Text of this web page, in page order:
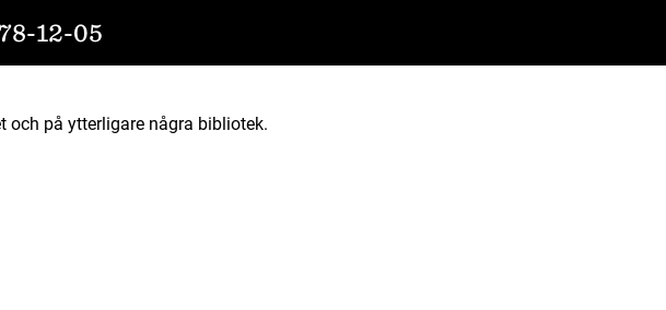
12-05
på ytterligare några bibliotek.